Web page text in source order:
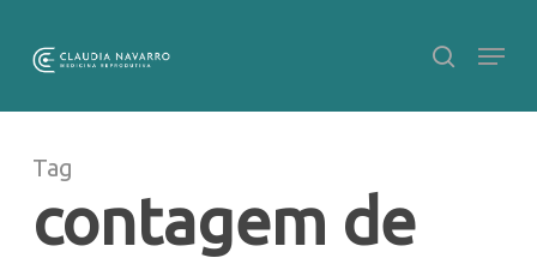
main
Tag
contagem de